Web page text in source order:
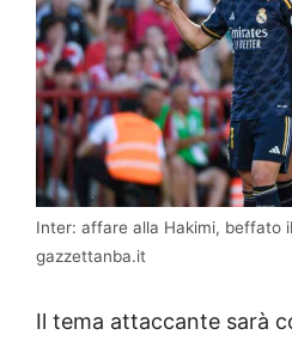
Inter: affare alla Hakimi, beffato
gazzettanba.it
Il tema attaccante sarà